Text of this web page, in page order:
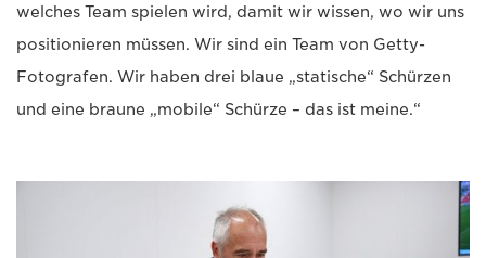
welches Team spielen wird, damit wir wissen, wo wir uns
positionieren müssen. Wir sind ein Team von Getty-
Fotografen. Wir haben drei blaue „statische“ Schürzen
und eine braune „mobile“ Schürze – das ist meine.“